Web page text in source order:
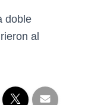
doble
al